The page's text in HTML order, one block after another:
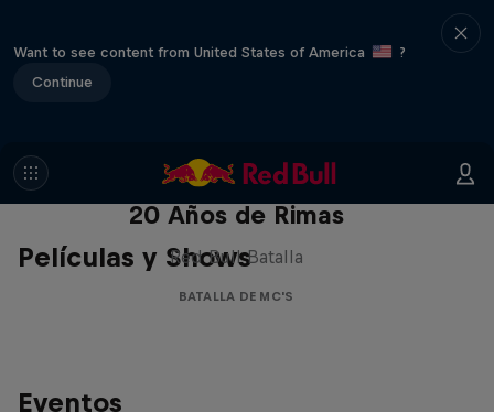
Want to see content from United States of America
?
Continue
Películas y Shows
Red Bull Batalla Nueva Historia:
20 Años de Rimas
Red Bull Batalla
BATALLA DE MC'S
Eventos